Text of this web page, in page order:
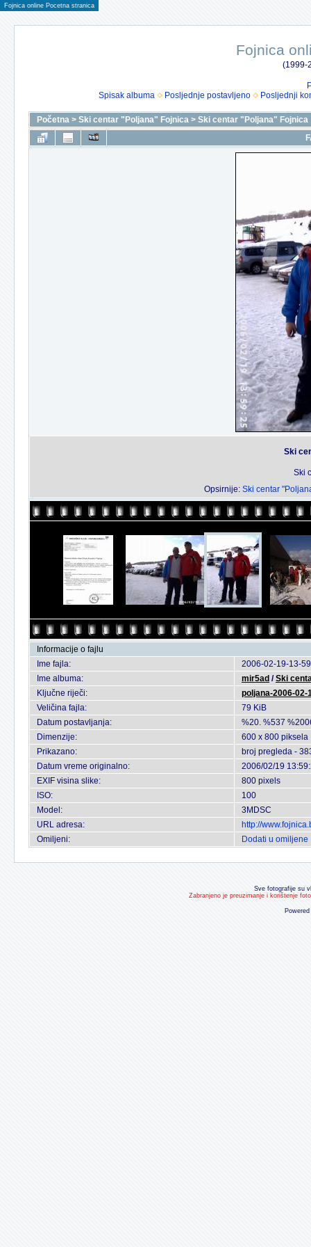
Fojnica online Pocetna stranica
Fojnica
(1999-
Spisak albuma
Posljednje postavljeno Posljednji
Početna > Ski centar "Poljana" Fojnica > Ski centar "Poljana" Fojnica
Ski
Ski
Opsirnije: Ski centar
Informacije o fajlu
Ime fajla:
2006-02-19-13-
Ime albuma:
mir5ad /Ski
Ključne riječi:
poljana-2006-02-
Veličina fajla:
79 KiB
Datum postavljanja:
%20. %537
Dimenzije:
600 x 800 piksela
Prikazano:
broj pregleda -
Datum vreme originalno:
2006/02/19
EXIF visina slike:
800 pixels
ISO:
100
Model:
3MDSC
URL adresa:
http://
Omiljeni:
Dodati u omiljene
Sve fotografije su
Zabranjeno je preuzimanje i korištenje